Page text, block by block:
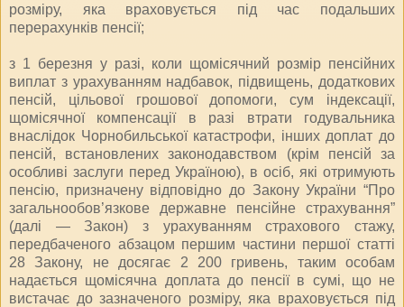
розміру, яка враховується під час подальших
перерахунків пенсії;
з 1 березня у разі, коли щомісячний розмір пенсійних
виплат з урахуванням надбавок, підвищень, додаткових
пенсій, цільової грошової допомоги, сум індексації,
щомісячної компенсації в разі втрати годувальника
внаслідок Чорнобильської катастрофи, інших доплат до
пенсій, встановлених законодавством (крім пенсій за
особливі заслуги перед Україною), в осіб, які отримують
пенсію, призначену відповідно до Закону України “Про
загальнообов’язкове державне пенсійне страхування”
(далі — Закон) з урахуванням страхового стажу,
передбаченого абзацом першим частини першої статті
28 Закону, не досягає 2 200 гривень, таким особам
надається щомісячна доплата до пенсії в сумі, що не
вистачає до зазначеного розміру, яка враховується під